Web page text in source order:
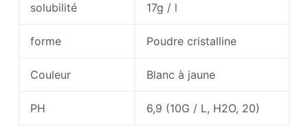
solubilité 17g / l
forme Poudre cristalline
Couleur Blanc à jaune
PH 6,9 (10G / L, H2O, 20)